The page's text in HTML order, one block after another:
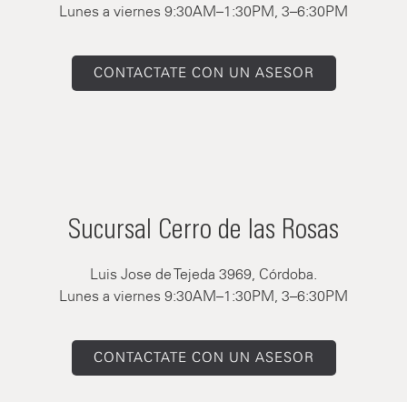
Lunes a viernes 9:30AM–1:30PM, 3–6:30PM
CONTACTATE CON UN ASESOR
Sucursal Cerro de las Rosas
Luis Jose de Tejeda 3969, Córdoba.
Lunes a viernes 9:30AM–1:30PM, 3–6:30PM
CONTACTATE CON UN ASESOR